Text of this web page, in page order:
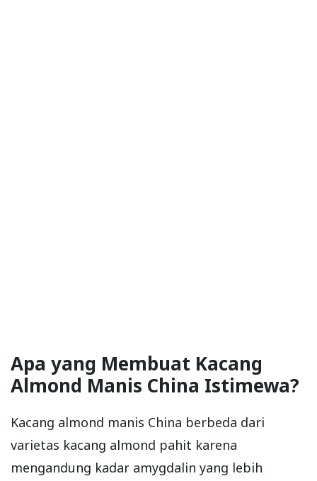
Apa yang Membuat Kacang
Almond Manis China Istimewa?
Kacang almond manis China berbeda dari
varietas kacang almond pahit karena
mengandung kadar amygdalin yang lebih